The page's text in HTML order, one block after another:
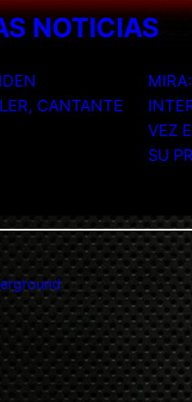
NOTICIAS
CANTANTE
VEZ
SU